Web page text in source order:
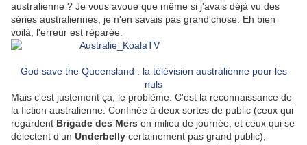
australienne ? Je vous avoue que même si j'avais déjà vu des
séries australiennes, je n'en savais pas grand'chose. Eh bien
voilà, l'erreur est réparée.
God save the Queensland : la télévision australienne pour les
nuls
Mais c'est justement ça, le problème. C'est la reconnaissance de
la fiction australienne. Confinée à deux sortes de public (ceux qui
regardent Brigade des Mers en milieu de journée, et ceux qui se
délectent d'un Underbelly certainement pas grand public),